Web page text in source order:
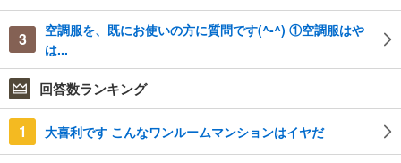
3
空調服を、既にお使いの方に質問です(^-^) ①空調服はや
は...
回答数ランキング
1 大喜利です こんなワンルームマンションはイヤだ